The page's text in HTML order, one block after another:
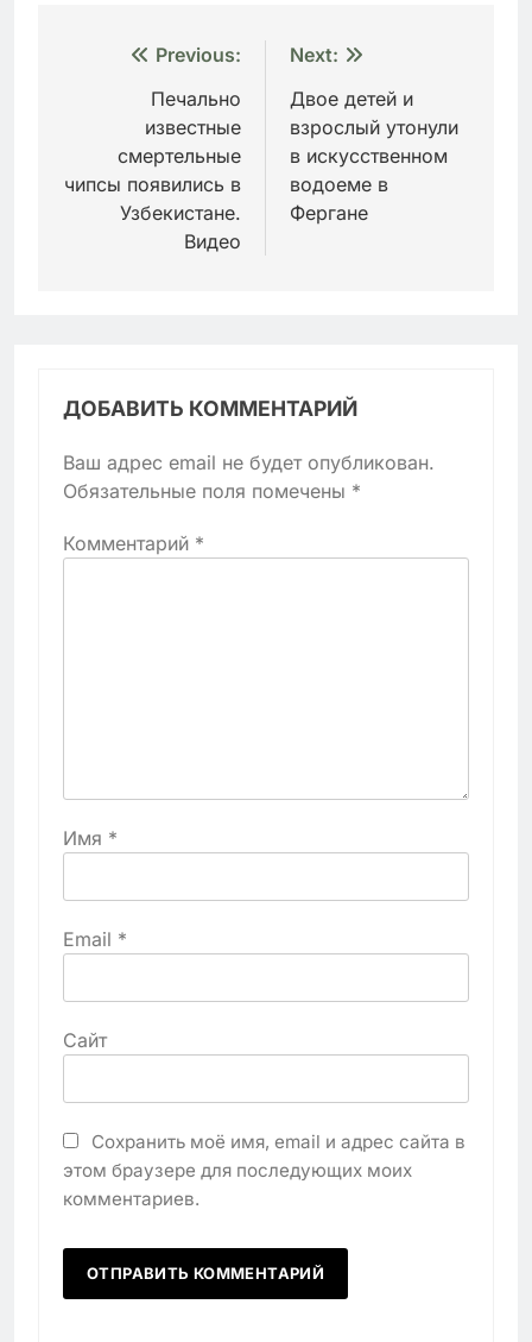
Навигация
записям
Previous:
Печально
известные
смертельные
чипсы появились в
Узбекистане.
Видео
Next:
Двое детей и
взрослый утонули
в искусственном
водоеме в
Фергане
ДОБАВИТЬ КОММЕНТАРИЙ
Ваш адрес email не будет опубликован.
Обязательные поля помечены *
Комментарий *
Имя *
Email *
Сайт
Сохранить моё имя, email и адрес сайта в
этом браузере для последующих моих
комментариев.